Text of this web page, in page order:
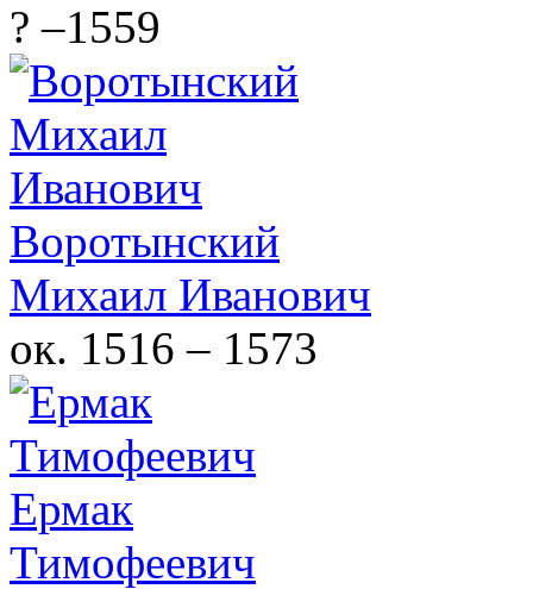
? –1559
Воротынский
Михаил Иванович
ок. 1516 – 1573
Ермак
Тимофеевич